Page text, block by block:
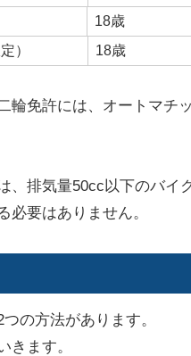
18歳
） 18歳
輪免許には、オートマチ
、排気量50cc以下のバイ
必要はありません。
の方法があります。
きます。